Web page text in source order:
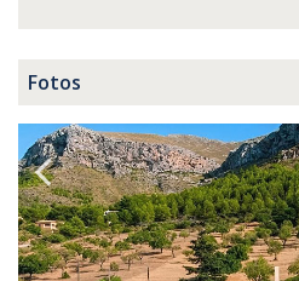
Fotos